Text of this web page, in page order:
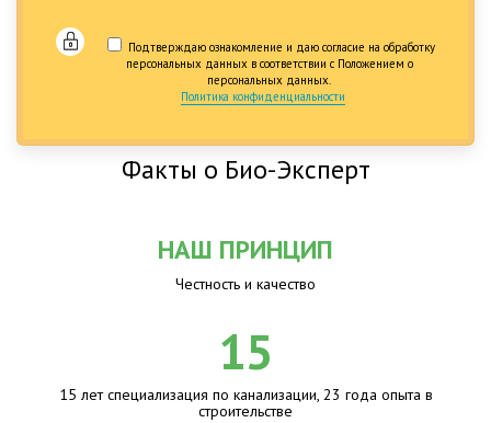
Подтверждаю ознакомление и даю согласие на обработку
персональных данных в соответствии с Положением о
персональных данных.
Политика конфиденциальности
Факты о Био-Эксперт
НАШ ПРИНЦИП
Честность и качество
15
15 лет специализация по канализации, 23 года опыта в
строительстве